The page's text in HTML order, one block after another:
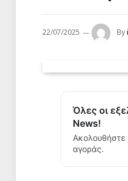
22/07/2025 By
Όλες οι
News!
Ακολουθήστε
αγοράς.